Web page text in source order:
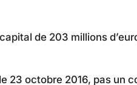
de 203 millions
23 octobre 2016, pas un